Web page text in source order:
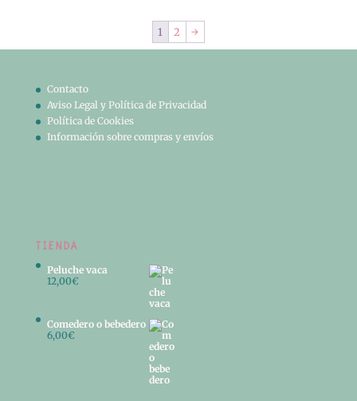
1 2 →
Contacto
Aviso Legal y Política de Privacidad
Política de Cookies
Información sobre compras y envíos
TIENDA
Peluche vaca
12,00€
Comedero o bebedero
6,00€